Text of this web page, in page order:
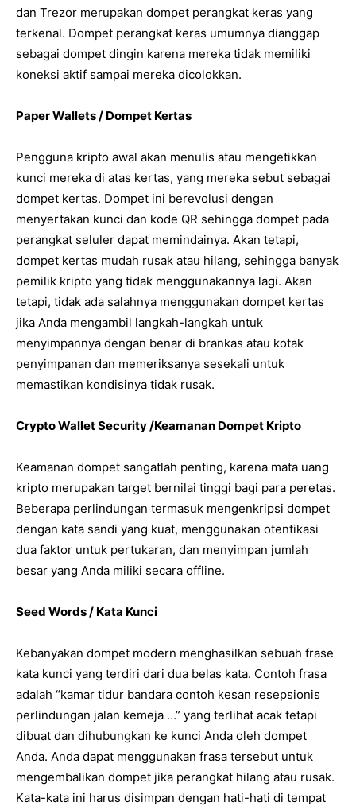
dan Trezor merupakan dompet perangkat keras yang
terkenal. Dompet perangkat keras umumnya dianggap
sebagai dompet dingin karena mereka tidak memiliki
koneksi aktif sampai mereka dicolokkan.
Paper Wallets / Dompet Kertas
Pengguna kripto awal akan menulis atau mengetikkan
kunci mereka di atas kertas, yang mereka sebut sebagai
dompet kertas. Dompet ini berevolusi dengan
menyertakan kunci dan kode QR sehingga dompet pada
perangkat seluler dapat memindainya. Akan tetapi,
dompet kertas mudah rusak atau hilang, sehingga banyak
pemilik kripto yang tidak menggunakannya lagi. Akan
tetapi, tidak ada salahnya menggunakan dompet kertas
jika Anda mengambil langkah-langkah untuk
menyimpannya dengan benar di brankas atau kotak
penyimpanan dan memeriksanya sesekali untuk
memastikan kondisinya tidak rusak.
Crypto Wallet Security /Keamanan Dompet Kripto
Keamanan dompet sangatlah penting, karena mata uang
kripto merupakan target bernilai tinggi bagi para peretas.
Beberapa perlindungan termasuk mengenkripsi dompet
dengan kata sandi yang kuat, menggunakan otentikasi
dua faktor untuk pertukaran, dan menyimpan jumlah
besar yang Anda miliki secara offline.
Seed Words / Kata Kunci
Kebanyakan dompet modern menghasilkan sebuah frase
kata kunci yang terdiri dari dua belas kata. Contoh frasa
adalah “kamar tidur bandara contoh kesan resepsionis
perlindungan jalan kemeja …” yang terlihat acak tetapi
dibuat dan dihubungkan ke kunci Anda oleh dompet
Anda. Anda dapat menggunakan frasa tersebut untuk
mengembalikan dompet jika perangkat hilang atau rusak.
Kata-kata ini harus disimpan dengan hati-hati di tempat